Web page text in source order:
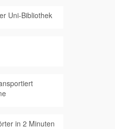
Uni-Bibliothek
in 2 Minuten